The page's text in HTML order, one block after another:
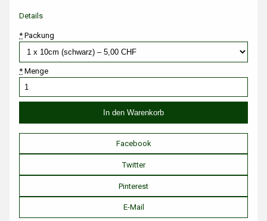
Details
* Packung
* Menge
Facebook
Twitter
Pinterest
E-Mail